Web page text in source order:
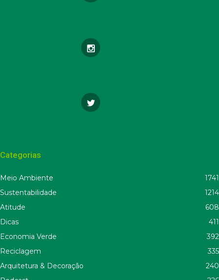
Categorias
Meio Ambiente
1741
Sustentabilidade
1214
Atitude
608
Dicas
411
Economia Verde
392
Reciclagem
335
Arquitetura & Decoração
240